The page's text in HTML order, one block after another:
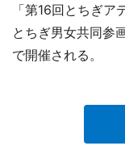
「第16回とちぎア
とちぎ男女共同参
で開催される。